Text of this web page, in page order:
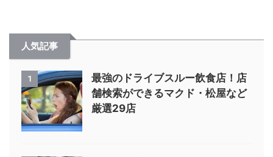
人気記事
1
最強のドライブスルー飲食店！店
舗検索ができるマクド・松屋など
厳選29店